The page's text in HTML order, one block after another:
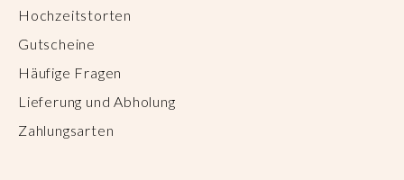
Hochzeitstorten
Gutscheine
Häufige Fragen
Lieferung und Abholung
Zahlungsarten